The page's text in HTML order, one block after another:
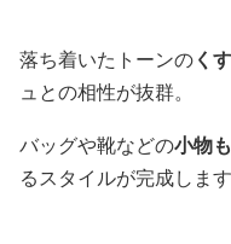
落ち着いたトーンのく
ュとの相性が抜群。
バッグや靴などの小物
るスタイルが完成します